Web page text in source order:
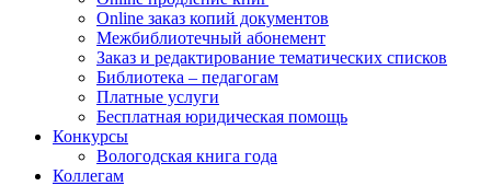
Online заказ копий документов
Межбиблиотечный абонемент
Заказ и редактирование тематических списков
Библиотека – педагогам
Платные услуги
Бесплатная юридическая помощь
Конкурсы
Вологодская книга года
Коллегам